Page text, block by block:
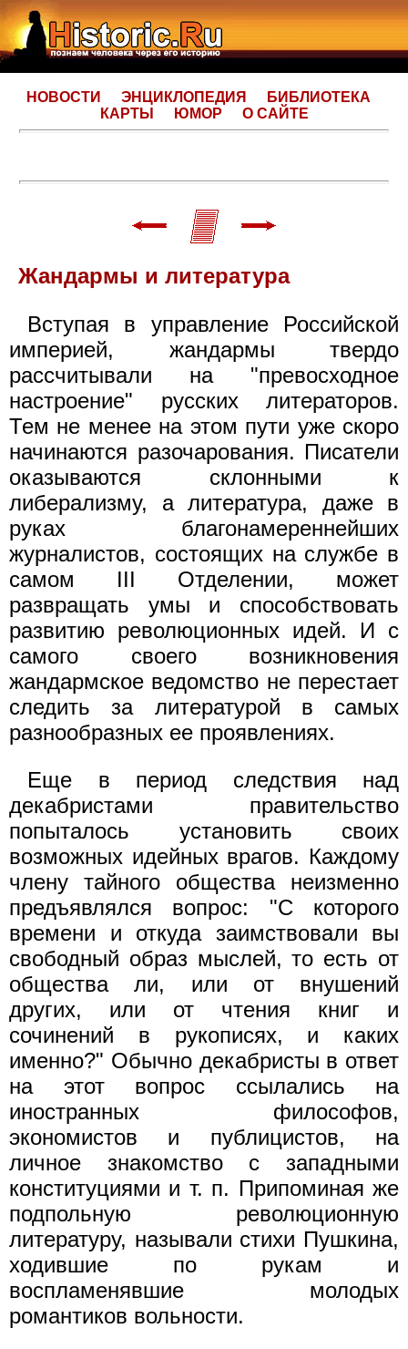
НОВОСТИ ЭНЦИКЛОПЕДИЯ
БИБЛИОТЕКА
КАРТЫ
ЮМОР О САЙТЕ
Жандармы и литература
Вступая в управление Российской
империей, жандармы твердо
рассчитывали на "превосходное
настроение" русских литераторов.
Тем не менее на этом пути уже скоро
начинаются разочарования. Писатели
оказываются склонными к
либерализму, а литература, даже в
руках благонамереннейших
журналистов, состоящих на службе в
самом III Отделении, может
развращать умы и способствовать
развитию революционных идей. И с
самого своего возникновения
жандармское ведомство не перестает
следить за литературой в самых
разнообразных ее проявлениях.
Еще в период следствия над
декабристами правительство
попыталось установить своих
возможных идейных врагов. Каждому
члену тайного общества неизменно
предъявлялся вопрос: "С которого
времени и откуда заимствовали вы
свободный образ мыслей, то есть от
общества ли, или от внушений
других, или от чтения книг и
сочинений в рукописях, и каких
именно?" Обычно декабристы в ответ
на этот вопрос ссылались на
иностранных философов,
экономистов и публицистов, на
личное знакомство с западными
конституциями и т. п. Припоминая же
подпольную революционную
литературу, называли стихи Пушкина,
ходившие по рукам и
воспламенявшие молодых
романтиков вольности.